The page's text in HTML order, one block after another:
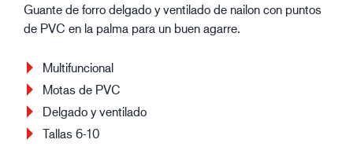
Guante de forro delgado y ventilado de nailon con puntos
de PVC en la palma para un buen agarre.
Multifuncional
Motas de PVC
Delgado y ventilado
Tallas 6-10